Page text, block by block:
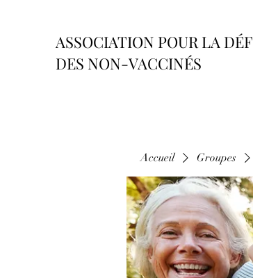
ASSOCIATION POUR LA
DES NON-VACCINÉS
Accueil Groupes